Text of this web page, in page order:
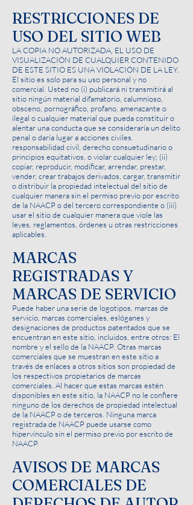
RESTRICCIONES DE
USO DEL SITIO WEB
LA COPIA NO AUTORIZADA, EL USO DE
VISUALIZACIÓN DE CUALQUIER CONTENIDO
DE ESTE SITIO ES UNA VIOLACIÓN DE LA LEY.
El sitio es solo para su uso personal y no
comercial. Usted no (i) publicará ni transmitirá al
sitio ningún material difamatorio, calumnioso,
obsceno, pornográfico, profano, amenazante o
ilegal o cualquier material que pueda constituir o
alentar una conducta que se consideraría un delito
penal o daría lugar a acciones civiles.
responsabilidad civil, derecho consuetudinario o
principios equitativos, o violar cualquier ley; (ii)
copiar, reproducir, modificar, arrendar, prestar,
vender, crear trabajos derivados, cargar, transmitir
o distribuir la propiedad intelectual del sitio de
cualquier manera sin el permiso previo por escrito
de la NAACP o del tercero correspondiente o (iii)
usar el sitio de cualquier manera que viole las
leyes, reglamentos, órdenes u otras restricciones
aplicables.
MARCAS
REGISTRADAS Y
MARCAS DE SERVICIO
Puede haber una serie de logotipos, marcas de
servicio, marcas comerciales, eslóganes y
designaciones de productos patentados que se
encuentran en este sitio, incluidos, entre otros: El
nombre y el sello de la NAACP. Otras marcas
comerciales que se muestran en este sitio a
través de enlaces a otros sitios son propiedad de
los respectivos propietarios de marcas
comerciales. Al hacer que estas marcas estén
disponibles en este sitio, la NAACP no le confiere
ninguno de los derechos de propiedad intelectual
de la NAACP o de terceros. Ninguna marca
registrada de NAACP puede usarse como
hipervínculo sin el permiso previo por escrito de
NAACP.
AVISOS DE MARCAS
COMERCIALES DE